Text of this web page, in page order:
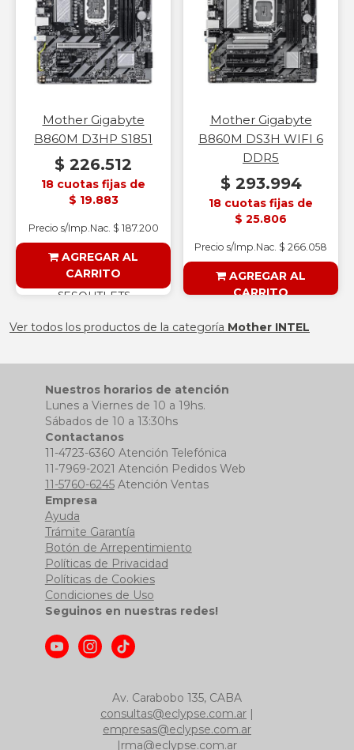
Mother Gigabyte
B860M D3HP S1851
$ 226.512
18 cuotas fijas de
$ 19.883
Precio s/Imp.Nac. $ 187.200
AGREGAR AL
CARRITO
§ESOUTLET§
Mother Gigabyte
B860M DS3H WIFI 6
DDR5
$ 293.994
18 cuotas fijas de
$ 25.806
Precio s/Imp.Nac. $ 266.058
AGREGAR AL
CARRITO
Ver todos los productos de la categoría Mother INTEL
Nuestros horarios de atención
Lunes a Viernes de 10 a 19hs.
Sábados de 10 a 13:30hs
Contactanos
11-4723-6360 Atención Telefónica
11-7969-2021 Atención Pedidos Web
11-5760-6245Atención Ventas
Empresa
Ayuda
Trámite Garantía
Botón de Arrepentimiento
Políticas de Privacidad
Políticas de Cookies
Condiciones de Uso
Seguinos en nuestras redes!
Av. Carabobo 135, CABA
consultas@eclypse.com.ar |
empresas@eclypse.com.ar
|rma@eclypse.com.ar